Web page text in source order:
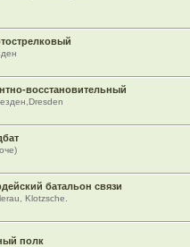
восстановительный
батальон связи
Klotzsche.
полк